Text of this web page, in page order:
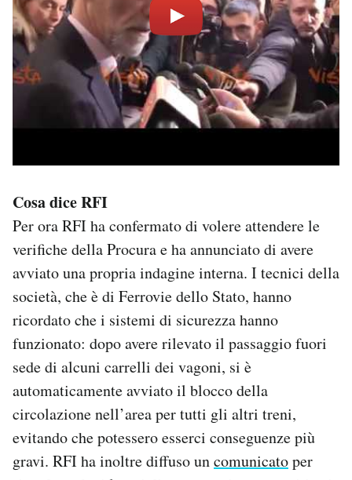
Cosa dice RFI
Per ora RFI ha confermato di volere attendere le
verifiche della Procura e ha annunciato di avere
avviato una propria indagine interna. I tecnici della
società, che è di Ferrovie dello Stato, hanno
ricordato che i sistemi di sicurezza hanno
funzionato: dopo avere rilevato il passaggio fuori
sede di alcuni carrelli dei vagoni, si è
automaticamente avviato il blocco della
circolazione nell’area per tutti gli altri treni,
evitando che potessero esserci conseguenze più
gravi. RFI ha inoltre diffuso uncomunicatoper